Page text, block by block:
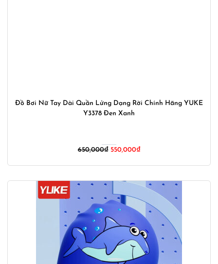
Đồ Bơi Nữ Tay Dài Quần Lửng Dạng Rời Chính Hãng YUKE
Y3378 Đen Xanh
650,000₫ Giá
650,000₫.
550,000₫Giá
là:
550,000₫.